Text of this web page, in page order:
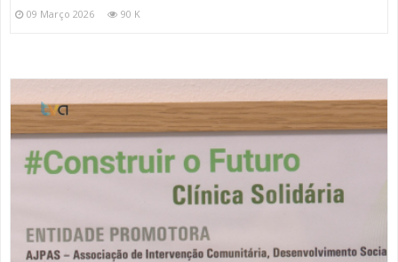
09 Março 2026 90 K